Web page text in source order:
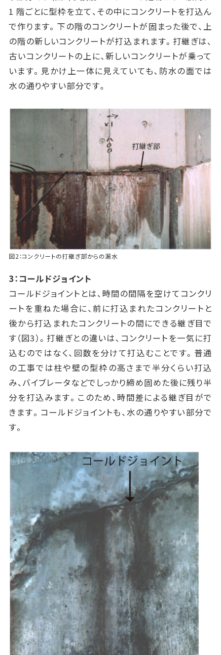
1 階ごとに型枠を立て、その中にコンクリートを打込ん
で作ります。下の階のコンクリートが固まった後で、上
の階の新しいコンクリートが打込まれます。打継ぎは、
古いコンクリートの上に、新しいコンクリートが乗って
います。見かけ上一体に見えていても、防水の面では
水の通りやすい部分です。
図2：コンクリートの打継ぎ部からの漏水
3：コールドジョイント
コールドジョイントとは、時間の間隔を空けてコンクリ
ートを重ねた場合に、前に打込まれたコンクリートと
後から打込まれたコンクリートの間にできる継ぎ目で
す（図3）。打継ぎとの違いは、コンクリートを一気に打
込むのではなく、回数を分けて打込むことです。普通
の工事では柱や壁の型枠の高さまで半分くらい打込
み、バイブレータなどでしっかり締め固めた後に残り半
分を打込みます。このため、時間差による継ぎ目がで
きます。コールドジョイントも、水の通りやすい部分で
す。